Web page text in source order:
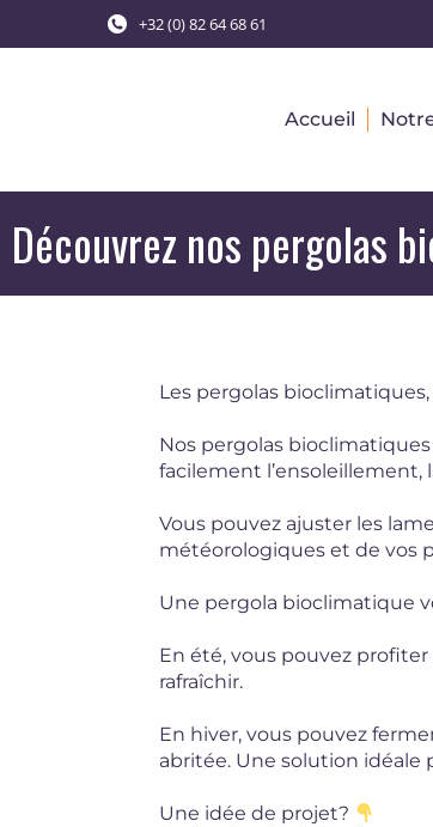
+32 (0) 82 64 68 61
Accueil
Découvrez nos pergolas
Les pergolas bioclimatiques,
Nos pergolas
facilement
Vous pouvez ajuster les
météorologiques et de vos
Une pergola bioclimatique
En été, vous pouvez
rafraîchir.
En hiver, vous pouvez
abritée. Une solution idéale
Une idée de projet?